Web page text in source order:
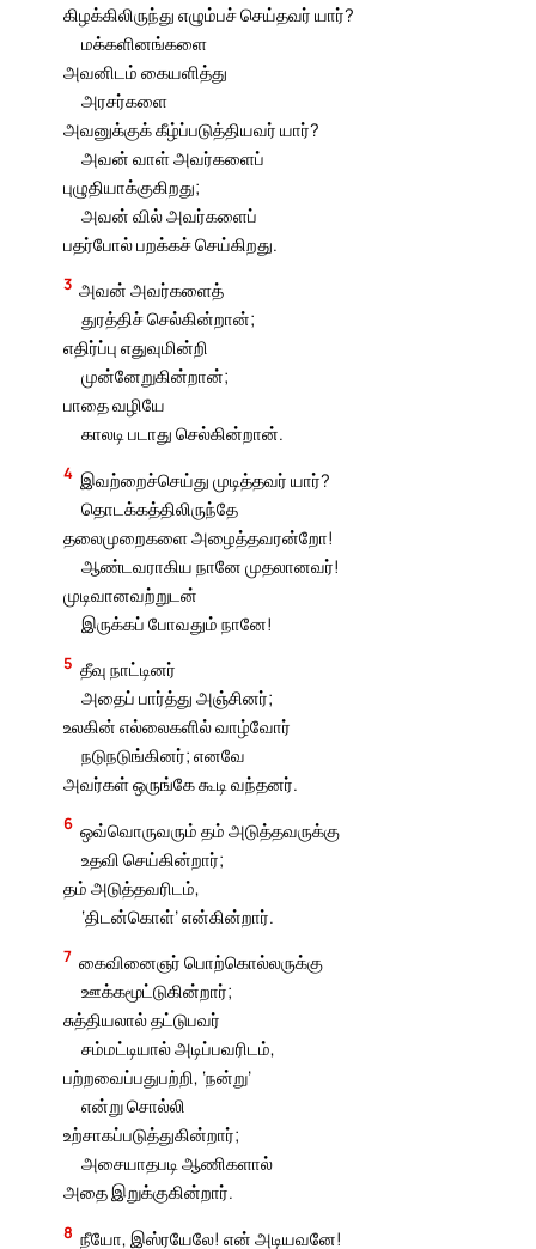
கிழக்கிலிருந்து எழும்பச் செய்தவர் யார்?
மக்களினங்களை
அவனிடம் கையளித்து
அரசர்களை
அவனுக்குக் கீழ்ப்படுத்தியவர் யார்?
அவன் வாள் அவர்களைப்
புழுதியாக்குகிறது;
அவன் வில் அவர்களைப்
பதர்போல் பறக்கச் செய்கிறது.
3 அவன் அவர்களைத்
துரத்திச் செல்கின்றான்;
எதிர்ப்பு எதுவுமின்றி
முன்னேறுகின்றான்;
பாதை வழியே
காலடி படாது செல்கின்றான்.
4 இவற்றைச்செய்து முடித்தவர் யார்?
தொடக்கத்திலிருந்தே
தலைமுறைகளை அழைத்தவரன்றோ!
ஆண்டவராகிய நானே முதலானவர்!
முடிவானவற்றுடன்
இருக்கப் போவதும் நானே!
5 தீவு நாட்டினர்
அதைப் பார்த்து அஞ்சினர்;
உலகின் எல்லைகளில் வாழ்வோர்
நடுநடுங்கினர்; எனவே
அவர்கள் ஒருங்கே கூடி வந்தனர்.
6 ஒவ்வொருவரும் தம் அடுத்தவருக்கு
உதவி செய்கின்றார்;
தம் அடுத்தவரிடம்,
‘திடன்கொள்’ என்கின்றார்.
7 கைவினைஞர் பொற்கொல்லருக்கு
ஊக்கமூட்டுகின்றார்;
சுத்தியலால் தட்டுபவர்
சம்மட்டியால் அடிப்பவரிடம்,
பற்றவைப்பதுபற்றி, ‘நன்று’
என்று சொல்லி
உற்சாகப்படுத்துகின்றார்;
அசையாதபடி ஆணிகளால்
அதை இறுக்குகின்றார்.
8 நீயோ, இஸ்ரயேலே! என் அடியவனே!